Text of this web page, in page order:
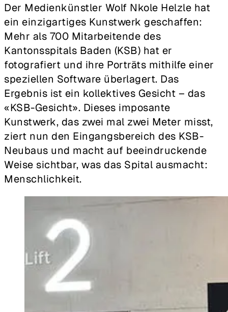
Der Medienkünstler Wolf Nkole Helzle hat
ein einzigartiges Kunstwerk geschaffen:
Mehr als 700 Mitarbeitende des
Kantonsspitals Baden (KSB) hat er
fotografiert und ihre Porträts mithilfe einer
speziellen Software überlagert. Das
Ergebnis ist ein kollektives Gesicht – das
«KSB-Gesicht». Dieses imposante
Kunstwerk, das zwei mal zwei Meter misst,
ziert nun den Eingangsbereich des KSB-
Neubaus und macht auf beeindruckende
Weise sichtbar, was das Spital ausmacht:
Menschlichkeit.